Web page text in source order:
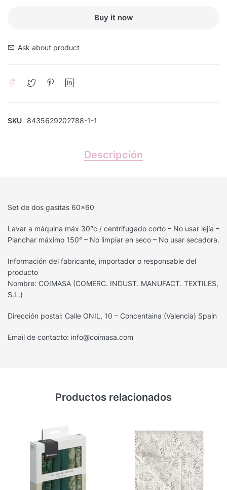
Buy it now
Ask about product
SKU 8435629202788-1-1
Descripción
Set de dos gasitas 60×60
Lavar a máquina máx 30°c / centrifugado corto – No usar lejía –
Planchar máximo 150° – No limpiar en seco – No usar secadora.
Información del fabricante, importador o responsable del
producto
Nombre: COIMASA (COMERC. INDUST. MANUFACT. TEXTILES,
S.L.)
Dirección postal: Calle ONIL, 10 – Concentaina (Valencia) Spain
Email de contacto: info@coimasa.com
Productos relacionados